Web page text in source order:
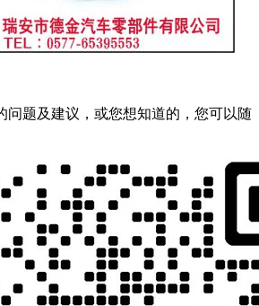
问题及建议，或您想知道的，您可以随